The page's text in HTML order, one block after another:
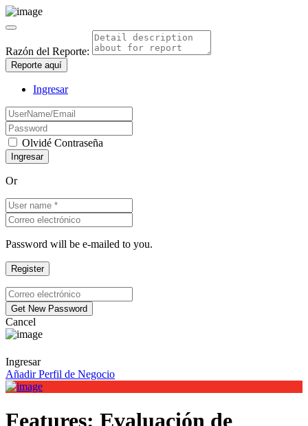
Razón del Reporte:
Reporte aquí
Ingresar
Olvidé Contraseña
Or
Password will be e-mailed to you.
Cancel
Ingresar
Añadir Perfil de Negocio
Features: Evaluación de